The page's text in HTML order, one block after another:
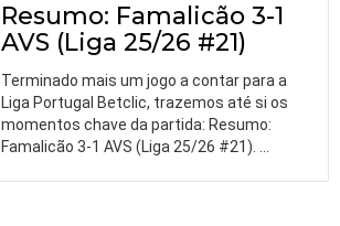
Resumo: Famalicão 3-1
AVS (Liga 25/26 #21)
Terminado mais um jogo a contar para a
Liga Portugal Betclic, trazemos até si os
momentos chave da partida: Resumo:
Famalicão 3-1 AVS (Liga 25/26 #21).